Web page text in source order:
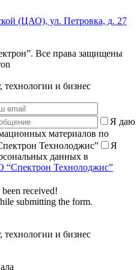
(ЦАО), ул. Петровка, д. 27
Все права защищены
технологии и бизнес
Я даю
материалов по
Технолоджис”
Я
данных в
Технолоджис”
received!
submitting the form.
технологии и бизнес